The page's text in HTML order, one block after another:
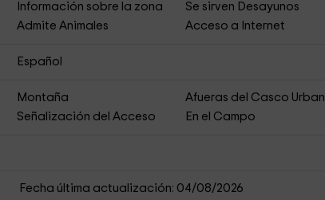
Información sobre la zona
Se sirven Desayunos
Admite Animales Acceso a Internet
Español
Montaña
Afueras del Casco
Señalización del Acceso En el Campo
Fecha última actualización: 04/08/2026